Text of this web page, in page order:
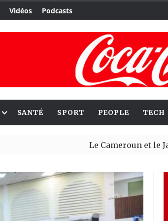
Vidéos Podcasts
SANTÉ SPORT PEOPLE TECH
Le Cameroun et le Japon